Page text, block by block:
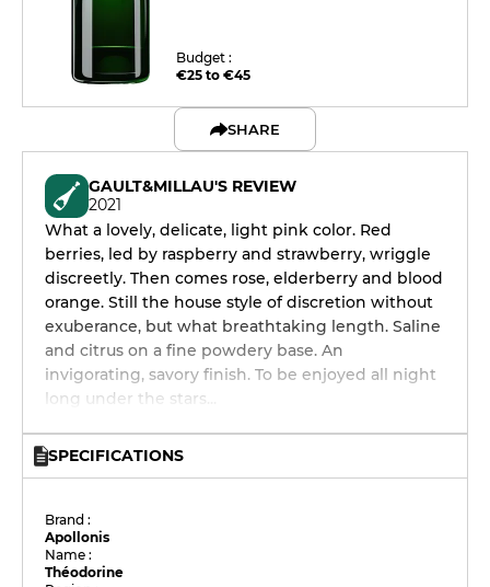
Budget :
€25 to €45
SHARE
GAULT&MILLAU'S REVIEW
2021
What a lovely, delicate, light pink color. Red
berries, led by raspberry and strawberry, wriggle
discreetly. Then comes rose, elderberry and blood
orange. Still the house style of discretion without
exuberance, but what breathtaking length. Saline
and citrus on a fine powdery base. An
invigorating, savory finish. To be enjoyed all night
long under the stars...
SPECIFICATIONS
Brand :
Apollonis
Name :
Théodorine